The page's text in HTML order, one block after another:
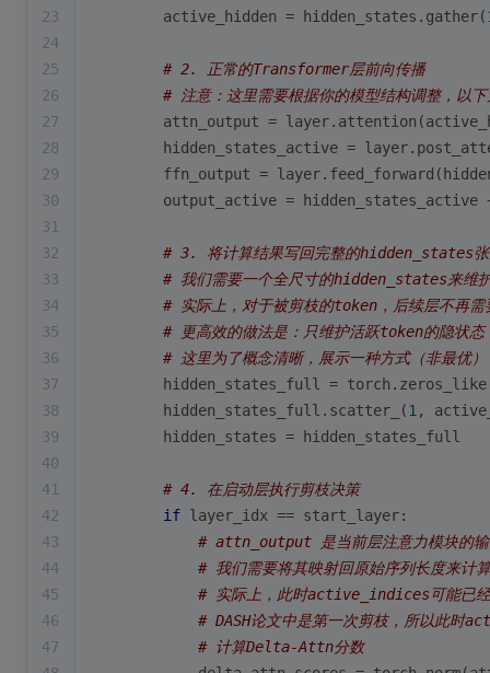
23
        active_hidden = hidden_states.gather(
24
25
# 2. 正常的Transformer层前向传播
26
# 注意：这里需要根据你的模型结构调整，以下
27
attn_output =
28
hidden_states_active =
29
ffn_output =
30
output_active = hidden_states_active
31
32
# 3. 将计算结果写回完整的hidden_states张
33
# 我们需要一个全尺寸的hidden_states来维
34
# 实际上，对于被剪枝的token，后续层不再需
35
# 更高效的做法是：只维护活跃token的隐状
36
# 这里为了概念清晰，展示一种方式（非最优）
37
hidden_states_full =
38
        hidden_states_full.scatter_(
1 ,
39
        hidden_states = hidden_states_full
40
41
# 4. 在启动层执行剪枝决策
42
if layer_idx == start_layer:
43
# attn_output 是当前层注意力模块
44
# 我们需要将其映射回原始序列长度来计
45
# 实际上，此时active_indices可能已经
46
# DASH论文中是第一次剪枝，所以此时
47
# 计算Delta-Attn分数